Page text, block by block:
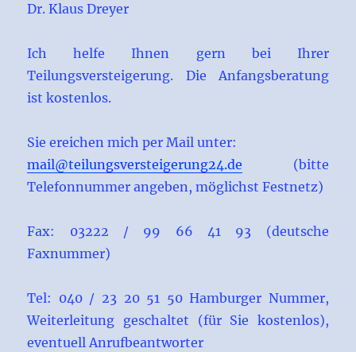
Dr. Klaus Dreyer
Ich helfe Ihnen gern bei Ihrer
Teilungsversteigerung. Die Anfangsberatung
ist kostenlos.
Sie ereichen mich per Mail unter:
mail@teilungsversteigerung24.de (bitte
Telefonnummer angeben, möglichst Festnetz)
Fax: 03222 / 99 66 41 93 (deutsche
Faxnummer)
Tel: 040 / 23 20 51 50 Hamburger Nummer,
Weiterleitung geschaltet (für Sie kostenlos),
eventuell Anrufbeantworter